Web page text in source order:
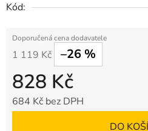
Kód:
1 119 Kč –26 %
828 Kč
684 Kč bez DPH
DO